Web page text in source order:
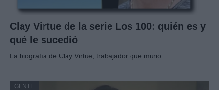
Clay Virtue de la serie Los 100: quién es y
qué le sucedió
La biografía de Clay Virtue, trabajador que murió…
GENTE